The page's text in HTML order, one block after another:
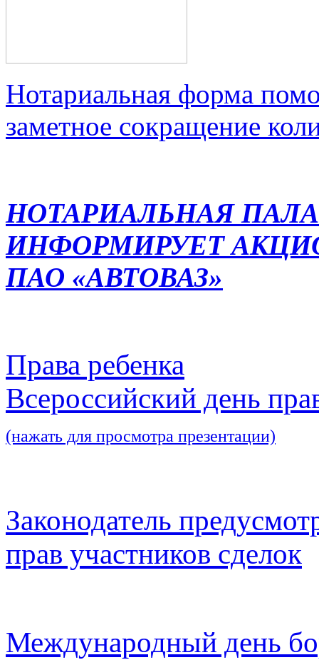
Нотариальная форма
заметное сокращение
НОТАРИАЛЬНАЯ
ИНФОРМИРУЕТ
ПАО «АВТОВАЗ»
Права ребенка
Всероссийский день
(нажать для просмотра презентации)
Законодатель
прав участников сделок
Международный день